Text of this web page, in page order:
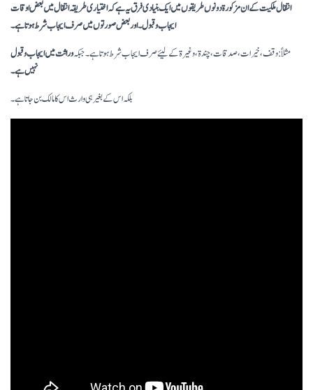
انتقال ملکیت کے ان مزکورة دونوں طریقوں میں ایک بنیادی فرق یہ ہے کہ اختیاری طریقہ انتقال میں بعض اوقات
ایجاب و قبول ۔ اور بعض صورتوں میں صرف ایجاب شرط ہوتا ہے ۔
مثلاً : وقف ، خیرات ، صدقات ، چندة ، وغیرة کے لیئے صرف ایجاب شرط ہوتا ہے ۔ جبکہوراثت میں ایجاب و قبول
نہیں ہے ۔
بلکہ اس کے بغیر ہی وارث اس کا مالک بن جاتا ہے ۔